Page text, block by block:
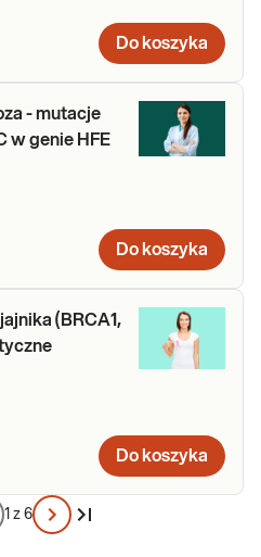
Do koszyka
- mutacje
w genie HFE
Do koszyka
(BRCA1,
Do koszyka
1 z 6